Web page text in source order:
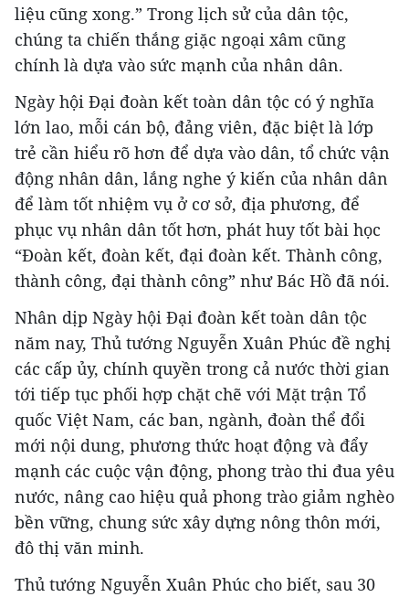
liệu cũng xong.” Trong lịch sử của dân tộc,
chúng ta chiến thắng giặc ngoại xâm cũng
chính là dựa vào sức mạnh của nhân dân.
Ngày hội Đại đoàn kết toàn dân tộc có ý nghĩa
lớn lao, mỗi cán bộ, đảng viên, đặc biệt là lớp
trẻ cần hiểu rõ hơn để dựa vào dân, tổ chức vận
động nhân dân, lắng nghe ý kiến của nhân dân
để làm tốt nhiệm vụ ở cơ sở, địa phương, để
phục vụ nhân dân tốt hơn, phát huy tốt bài học
“Đoàn kết, đoàn kết, đại đoàn kết. Thành công,
thành công, đại thành công” như Bác Hồ đã nói.
Nhân dịp Ngày hội Đại đoàn kết toàn dân tộc
năm nay, Thủ tướng Nguyễn Xuân Phúc đề nghị
các cấp ủy, chính quyền trong cả nước thời gian
tới tiếp tục phối hợp chặt chẽ với Mặt trận Tổ
quốc Việt Nam, các ban, ngành, đoàn thể đổi
mới nội dung, phương thức hoạt động và đẩy
mạnh các cuộc vận động, phong trào thi đua yêu
nước, nâng cao hiệu quả phong trào giảm nghèo
bền vững, chung sức xây dựng nông thôn mới,
đô thị văn minh.
Thủ tướng Nguyễn Xuân Phúc cho biết, sau 30